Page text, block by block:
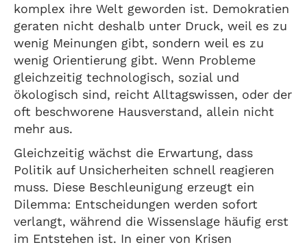
komplex ihre Welt geworden ist. Demokratien
geraten nicht deshalb unter Druck, weil es zu
wenig Meinungen gibt, sondern weil es zu
wenig Orientierung gibt. Wenn Probleme
gleichzeitig technologisch, sozial und
ökologisch sind, reicht Alltagswissen, oder der
oft beschworene Hausverstand, allein nicht
mehr aus.
Gleichzeitig wächst die Erwartung, dass
Politik auf Unsicherheiten schnell reagieren
muss. Diese Beschleunigung erzeugt ein
Dilemma: Entscheidungen werden sofort
verlangt, während die Wissenslage häufig erst
im Entstehen ist. In einer von Krisen